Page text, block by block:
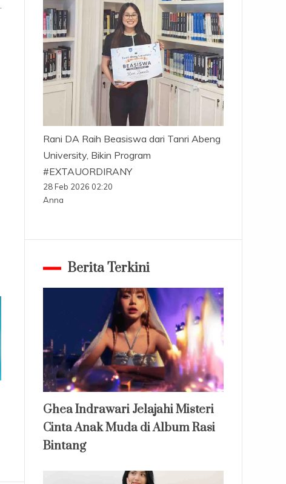
Rani DA Raih Beasiswa dari Tanri Abeng
University, Bikin Program
#EXTAUORDIRANY
28 Feb 2026 02:20
Anna
Berita Terkini
Ghea Indrawari Jelajahi Misteri
Cinta Anak Muda di Album Rasi
Bintang